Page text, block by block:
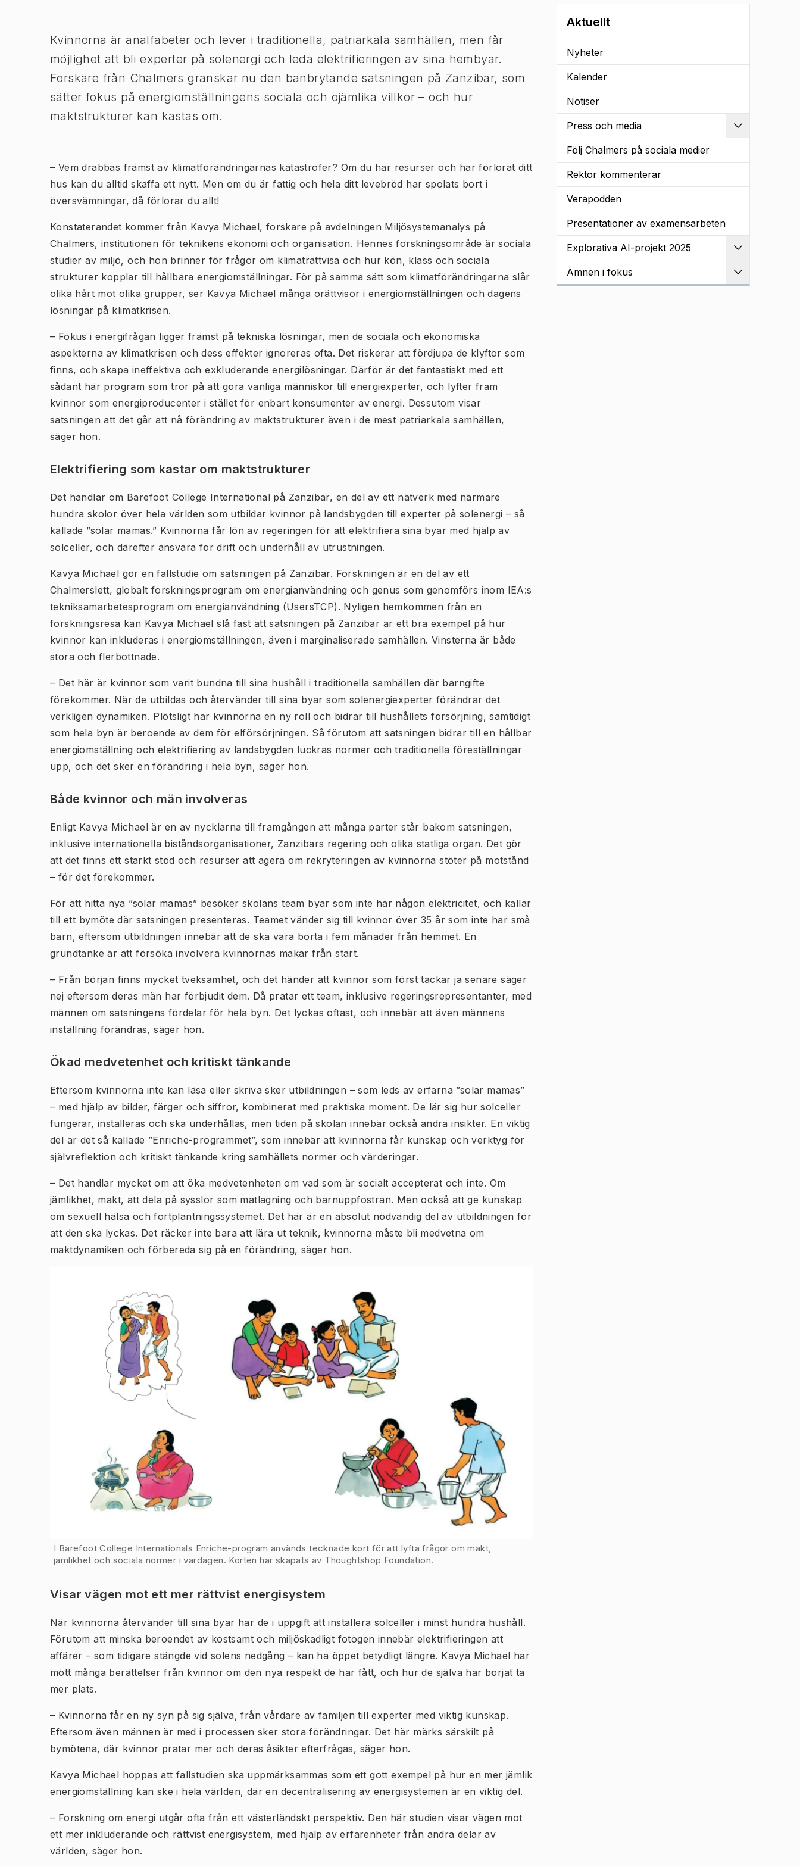
Kvinnorna är analfabeter och lever i traditionella, patriarkala samhällen, men får
möjlighet att bli experter på solenergi och leda elektrifieringen av sina hembyar.
Forskare från Chalmers granskar nu den banbrytande satsningen på Zanzibar, som
sätter fokus på energiomställningens sociala och ojämlika villkor – och hur
maktstrukturer kan kastas om.
– Vem drabbas främst av klimatförändringarnas katastrofer? Om du har resurser och har förlorat ditt
hus kan du alltid skaffa ett nytt. Men om du är fattig och hela ditt levebröd har spolats bort i
översvämningar, då förlorar du allt!
Konstaterandet kommer från Kavya Michael, forskare på avdelningen Miljösystemanalys på
Chalmers, institutionen för teknikens ekonomi och organisation. Hennes forskningsområde är sociala
studier av miljö, och hon brinner för frågor om klimaträttvisa och hur kön, klass och sociala
strukturer kopplar till hållbara energiomställningar. För på samma sätt som klimatförändringarna slår
olika hårt mot olika grupper, ser Kavya Michael många orättvisor i energiomställningen och dagens
lösningar på klimatkrisen.
– Fokus i energifrågan ligger främst på tekniska lösningar, men de sociala och ekonomiska
aspekterna av klimatkrisen och dess effekter ignoreras ofta. Det riskerar att fördjupa de klyftor som
finns, och skapa ineffektiva och exkluderande energilösningar. Därför är det fantastiskt med ett
sådant här program som tror på att göra vanliga människor till energiexperter, och lyfter fram
kvinnor som energiproducenter i stället för enbart konsumenter av energi. Dessutom visar
satsningen att det går att nå förändring av maktstrukturer även i de mest patriarkala samhällen,
säger hon.
Elektrifiering som kastar om maktstrukturer
Det handlar om Barefoot College International på Zanzibar, en del av ett nätverk med närmare
hundra skolor över hela världen som utbildar kvinnor på landsbygden till experter på solenergi – så
kallade ”solar mamas.” Kvinnorna får lön av regeringen för att elektrifiera sina byar med hjälp av
solceller, och därefter ansvara för drift och underhåll av utrustningen.
Kavya Michael gör en fallstudie om satsningen på Zanzibar. Forskningen är en del av ett
Chalmerslett, globalt forskningsprogram om energianvändning och genus som genomförs inom IEA:s
tekniksamarbetesprogram om energianvändning (UsersTCP). Nyligen hemkommen från en
forskningsresa kan Kavya Michael slå fast att satsningen på Zanzibar är ett bra exempel på hur
kvinnor kan inkluderas i energiomställningen, även i marginaliserade samhällen. Vinsterna är både
stora och flerbottnade.
– Det här är kvinnor som varit bundna till sina hushåll i traditionella samhällen där barngifte
förekommer. När de utbildas och återvänder till sina byar som solenergiexperter förändrar det
verkligen dynamiken. Plötsligt har kvinnorna en ny roll och bidrar till hushållets försörjning, samtidigt
som hela byn är beroende av dem för elförsörjningen. Så förutom att satsningen bidrar till en hållbar
energiomställning och elektrifiering av landsbygden luckras normer och traditionella föreställningar
upp, och det sker en förändring i hela byn, säger hon.
Både kvinnor och män involveras
Enligt Kavya Michael är en av nycklarna till framgången att många parter står bakom satsningen,
inklusive internationella biståndsorganisationer, Zanzibars regering och olika statliga organ. Det gör
att det finns ett starkt stöd och resurser att agera om rekryteringen av kvinnorna stöter på motstånd
– för det förekommer.
För att hitta nya ”solar mamas” besöker skolans team byar som inte har någon elektricitet, och kallar
till ett bymöte där satsningen presenteras. Teamet vänder sig till kvinnor över 35 år som inte har små
barn, eftersom utbildningen innebär att de ska vara borta i fem månader från hemmet. En
grundtanke är att försöka involvera kvinnornas makar från start.
– Från början finns mycket tveksamhet, och det händer att kvinnor som först tackar ja senare säger
nej eftersom deras män har förbjudit dem. Då pratar ett team, inklusive regeringsrepresentanter, med
männen om satsningens fördelar för hela byn. Det lyckas oftast, och innebär att även männens
inställning förändras, säger hon.
Ökad medvetenhet och kritiskt tänkande
Eftersom kvinnorna inte kan läsa eller skriva sker utbildningen – som leds av erfarna ”solar mamas”
– med hjälp av bilder, färger och siffror, kombinerat med praktiska moment. De lär sig hur solceller
fungerar, installeras och ska underhållas, men tiden på skolan innebär också andra insikter. En viktig
del är det så kallade ”Enriche-programmet”, som innebär att kvinnorna får kunskap och verktyg för
självreflektion och kritiskt tänkande kring samhällets normer och värderingar.
– Det handlar mycket om att öka medvetenheten om vad som är socialt accepterat och inte. Om
jämlikhet, makt, att dela på sysslor som matlagning och barnuppfostran. Men också att ge kunskap
om sexuell hälsa och fortplantningssystemet. Det här är en absolut nödvändig del av utbildningen för
att den ska lyckas. Det räcker inte bara att lära ut teknik, kvinnorna måste bli medvetna om
maktdynamiken och förbereda sig på en förändring, säger hon.
I Barefoot College Internationals Enriche-program används tecknade kort för att lyfta frågor om makt,
jämlikhet och sociala normer i vardagen. Korten har skapats av Thoughtshop Foundation.
Visar vägen mot ett mer rättvist energisystem
När kvinnorna återvänder till sina byar har de i uppgift att installera solceller i minst hundra hushåll.
Förutom att minska beroendet av kostsamt och miljöskadligt fotogen innebär elektrifieringen att
affärer – som tidigare stängde vid solens nedgång – kan ha öppet betydligt längre. Kavya Michael har
mött många berättelser från kvinnor om den nya respekt de har fått, och hur de själva har börjat ta
mer plats.
– Kvinnorna får en ny syn på sig själva, från vårdare av familjen till experter med viktig kunskap.
Eftersom även männen är med i processen sker stora förändringar. Det här märks särskilt på
bymötena, där kvinnor pratar mer och deras åsikter efterfrågas, säger hon.
Kavya Michael hoppas att fallstudien ska uppmärksammas som ett gott exempel på hur en mer jämlik
energiomställning kan ske i hela världen, där en decentralisering av energisystemen är en viktig del.
– Forskning om energi utgår ofta från ett västerländskt perspektiv. Den här studien visar vägen mot
ett mer inkluderande och rättvist energisystem, med hjälp av erfarenheter från andra delar av
världen, säger hon.
Aktuellt
Nyheter
Kalender
Notiser
Press och media
Följ Chalmers på sociala medier
Rektor kommenterar
Verapodden
Presentationer av examensarbeten
Explorativa AI-projekt 2025
Ämnen i fokus